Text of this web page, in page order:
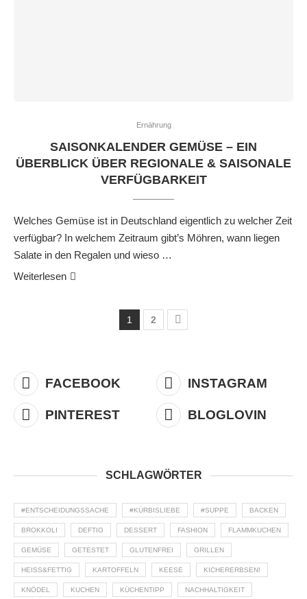
Ernährung
SAISONKALENDER GEMÜSE – EIN
ÜBERBLICK ÜBER REGIONALE & SAISONALE
VERFÜGBARKEIT
Welches Gemüse ist in Deutschland eigentlich zu welcher Zeit
verfügbar? In welchem Zeitraum gibt’s Möhren, wann liegen
Salate in den Regalen und wieso …
Weiterlesen
1 2
FACEBOOK INSTAGRAM
PINTEREST BLOGLOVIN
SCHLAGWÖRTER
#ENTSCHEIDUNGSSACHE #KÜRBISLIEBE #SUPPE BACKEN
BROKKOLI DEFTIG DESSERT FASHION FLAMMKUCHEN
GEMÜSE GETESTET GLUTENFREI GRILLEN
HEISS&FETTIG KARTOFFELN KEESE KICHERERBSEN!
KNÖDEL KUCHEN KÜCHENTIPP NACHHALTIGKEIT